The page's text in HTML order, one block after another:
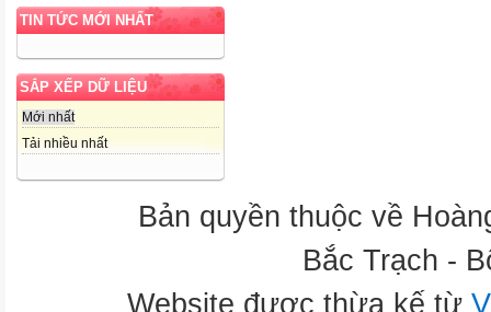
TIN TỨC MỚI NHẤT
SẮP XẾP DỮ LIỆU
Mới nhất
Tải nhiều nhất
Bản quyền thuộc về
Bắc Trạch -
Website được thừa kế từ